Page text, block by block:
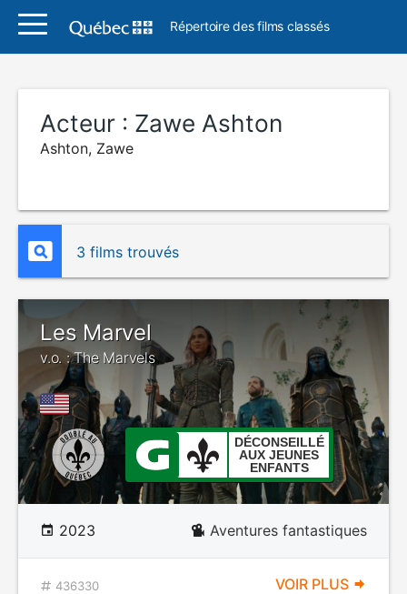
Répertoire des films classés
Acteur : Zawe Ashton
Ashton, Zawe
3 films trouvés
Les Marvel
v.o. : The Marvels
DÉCONSEILLÉ
AUX JEUNES
ENFANTS
2023 Aventures fantastiques
436330 VOIR PLUS